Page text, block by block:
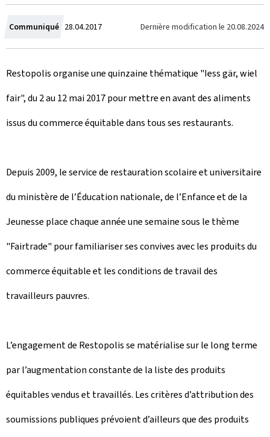
Communiqué C
r
é
e
l
28.04.2017 Dernière modification le 20.08.2024
Restopolis organise une quinzaine thématique "Iess gär, wiel
fair", du 2 au 12 mai 2017 pour mettre en avant des aliments
issus du commerce équitable dans tous ses restaurants.
Depuis 2009, le service de restauration scolaire et universitaire
du ministère de l’Éducation nationale, de l’Enfance et de la
Jeunesse place chaque année une semaine sous le thème
"Fairtrade" pour familiariser ses convives avec les produits du
commerce équitable et les conditions de travail des
travailleurs pauvres.
L’engagement de Restopolis se matérialise sur le long terme
par l’augmentation constante de la liste des produits
équitables vendus et travaillés. Les critères d’attribution des
soumissions publiques prévoient d’ailleurs que des produits